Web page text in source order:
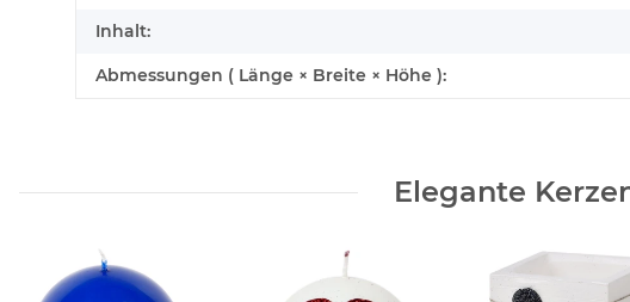
Inhalt:
Abmessungen ( Länge × Breite × Höhe ):
Elegante